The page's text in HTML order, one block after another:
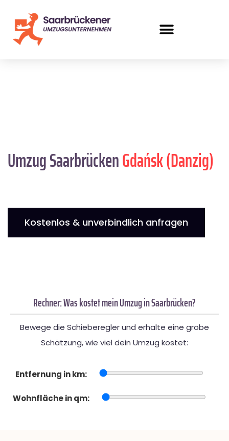
Umzug SaarbrückenGdańsk (Danzig)
Kostenlos & unverbindlich anfragen
Rechner: Was kostet mein Umzug in Saarbrücken?
Bewege die Schieberegler und erhalte eine grobe
Schätzung, wie viel dein Umzug kostet:
Entfernung in km:
Wohnfläche in qm: